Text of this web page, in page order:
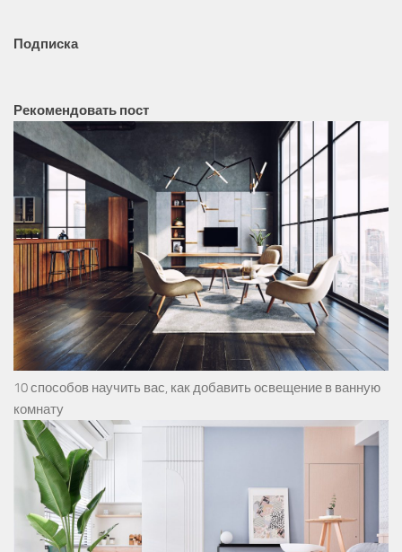
Подписка
Рекомендовать пост
10 способов научить вас, как добавить освещение в ванную
комнату